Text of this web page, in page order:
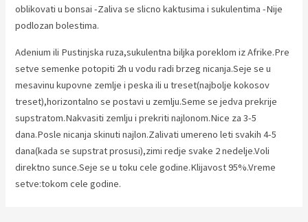
oblikovati u bonsai -Zaliva se slicno kaktusima i sukulentima -Nije
podlozan bolestima.
Adenium ili Pustinjska ruza,sukulentna biljka poreklom iz Afrike.Pre
setve semenke potopiti 2h u vodu radi brzeg nicanja.Seje se u
mesavinu kupovne zemlje i peska ili u treset(najbolje kokosov
treset),horizontalno se postavi u zemlju.Seme se jedva prekrije
supstratom.Nakvasiti zemlju i prekriti najlonom.Nice za 3-5
dana.Posle nicanja skinuti najlon.Zalivati umereno leti svakih 4-5
dana(kada se supstrat prosusi),zimi redje svake 2 nedelje.Voli
direktno sunce.Seje se u toku cele godine.Klijavost 95%.Vreme
setve:tokom cele godine.